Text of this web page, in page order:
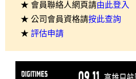
★ 會員聯絡人網頁請由此登入
★ 公司會員資格請按此查詢
★ 評估申請